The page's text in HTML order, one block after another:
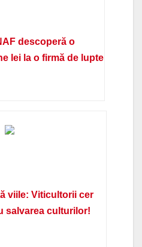
descoperă o
lei la o firmă de lupte
viile: Viticultorii cer
salvarea culturilor!